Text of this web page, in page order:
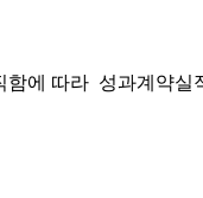
함에 따라 성과계약실